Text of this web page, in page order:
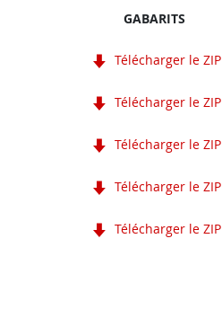
GABARITS
Télécharger le ZIP
Télécharger le ZIP
Télécharger le ZIP
Télécharger le ZIP
Télécharger le ZIP